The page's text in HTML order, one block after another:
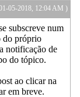
05-2018, 12:04 AM )
subscreve num
do próprio
notificação de
do tópico.
ao clicar na
em breve.